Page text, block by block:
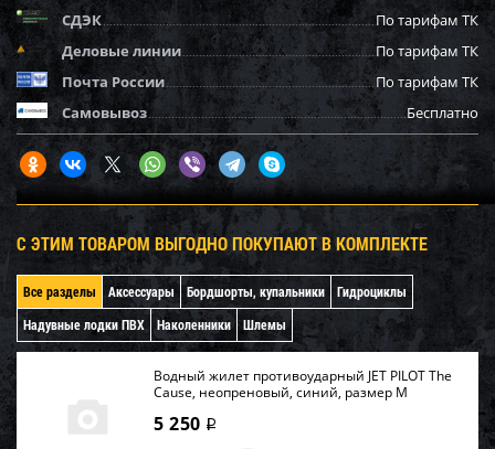
СДЭК
По тарифам ТК
Деловые линии
По тарифам ТК
Почта России
По тарифам ТК
Самовывоз
Бесплатно
С ЭТИМ ТОВАРОМ ВЫГОДНО ПОКУПАЮТ В КОМПЛЕКТЕ
Все разделы Аксессуары Бордшорты, купальники
Гидроциклы
Надувные лодки ПВХ
Наколенники Шлемы
Водный жилет противоударный JET PILOT The
Cause, неопреновый, синий, размер M
5 250 i